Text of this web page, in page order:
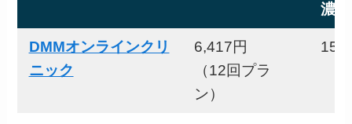
濃度
DMMオンラインクリ
ニック
6,417円
（12回プラ
ン）
15%